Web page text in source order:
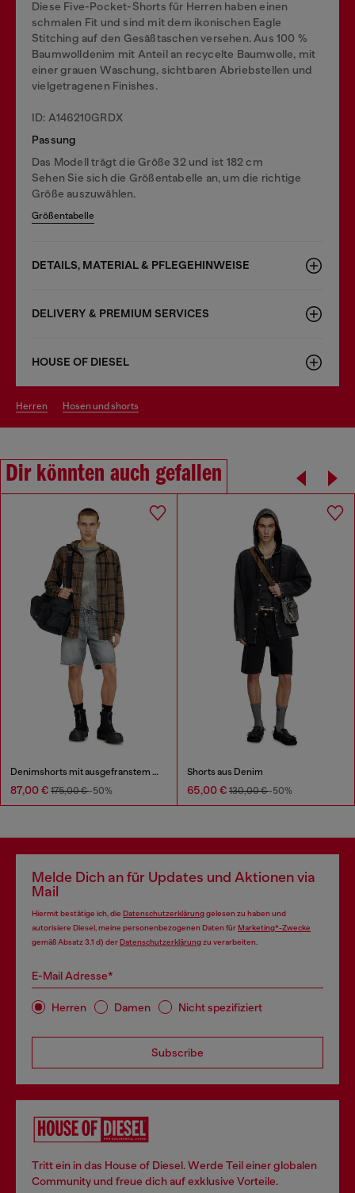
Diese Five-Pocket-Shorts für Herren haben einen
schmalen Fit und sind mit dem ikonischen Eagle
Stitching auf den Gesäßtaschen versehen. Aus 100 %
Baumwolldenim mit Anteil an recycelte Baumwolle, mit
einer grauen Waschung, sichtbaren Abriebstellen und
vielgetragenen Finishes.
ID: A146210GRDX
Passung
Das Modell trägt die Größe 32 und ist 182 cm
Sehen Sie sich die Größentabelle an, um die richtige
Größe auszuwählen.
Größentabelle
DETAILS, MATERIAL & PFLEGEHINWEISE
DELIVERY & PREMIUM SERVICES
HOUSE OF DIESEL
herren hosen und shorts
Dir könnten auch gefallen
Denimshorts mit ausgefranstem Saum
87,00 € 175,00 €-50%
Shorts aus Denim
65,00 € 130,00 €-50%
Melde Dich an für Updates und Aktionen via
Mail
Hiermit bestätige ich, die Datenschutzerklärunggelesen zu haben und
autorisiere Diesel, meine personenbezogenen Daten fürMarketing*-Zwecke
gemäß Absatz 3.1 d) derDatenschutzerklärungzu verarbeiten.
E-Mail Adresse*
Herren Damen Nicht spezifiziert
Subscribe
Tritt ein in das House of Diesel. Werde Teil einer globalen
Community und freue dich auf exklusive Vorteile.